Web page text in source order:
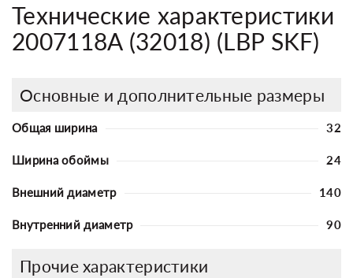
Технические характеристики
2007118A (32018) (LBP SKF)
Основные и дополнительные размеры
Общая ширина 32
Ширина обоймы 24
Внешний диаметр 140
Внутренний диаметр 90
Прочие характеристики